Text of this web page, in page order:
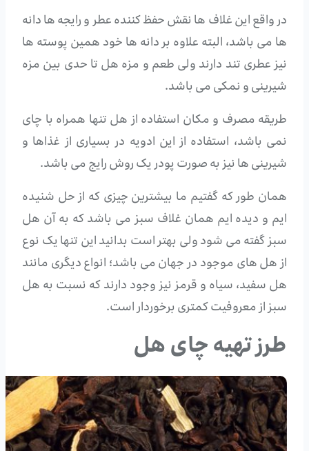
در واقع این غلاف ها نقش حفظ کننده عطر و رایجه ها دانه
ها می باشد، البته علاوه بر دانه ها خود همین پوسته ها
نیز عطری تند دارند ولی طعم و مزه هل تا حدی بین مزه
شیرینی و نمکی می باشد.
طریقه مصرف و مکان استفاده از هل تنها همراه با چای
نمی باشد، استفاده از این ادویه در بسیاری از غذاها و
شیرینی ها نیز به صورت پودر یک روش رایج می باشد.
همان طور که گفتیم ما بیشترین چیزی که از حل شنیده
ایم و دیده ایم همان غلاف سبز می باشد که به آن هل
سبز گفته می شود ولی بهتر است بدانید این تنها یک نوع
از هل های موجود در جهان می باشد؛ انواع دیگری مانند
هل سفید، سیاه و قرمز نیز وجود دارند که نسبت به هل
سبز از معروفیت کمتری برخوردار است.
طرز تهیه چای هل